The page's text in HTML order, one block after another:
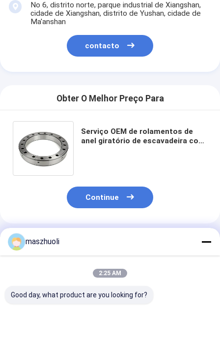
No 6, distrito norte, parque industrial de Xiangshan,
cidade de Xiangshan, distrito de Yushan, cidade de
Ma'anshan
contacto
Obter O Melhor Preço Para
Serviço OEM de rolamentos de
anel giratório de escavadeira com
Continue
Produtos Recomendados
maszhuoli
2:25 AM
Good day, what product are you looking for?